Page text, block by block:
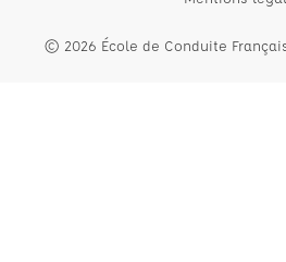
© 2026 École de Conduite